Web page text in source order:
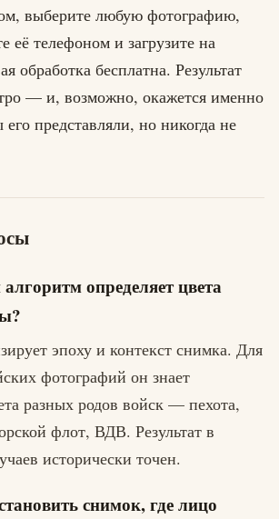
выберите любую фотографию,
её телефоном и загрузите на
обработка бесплатна. Результат
— и, возможно, окажется именно
представляли, но никогда не
определяет цвета
эпоху и контекст снимка. Для
фотографий он знает
разных родов войск — пехота,
флот, ВДВ. Результат в
исторически точен.
снимок, где лицо